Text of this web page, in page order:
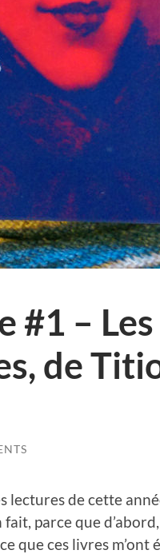
#1 – Les
de
de cette
parce que d’abord,
que ces livres m’ont